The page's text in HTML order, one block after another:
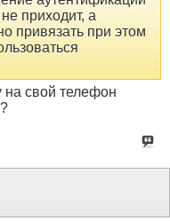
приходит, а
привязать при этом
на свой телефон